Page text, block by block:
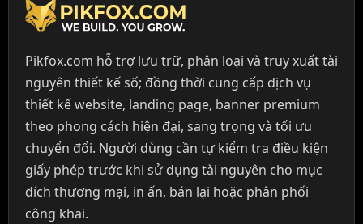
Pikfox.com hỗ trợ lưu trữ, phân loại và truy xuất tài
nguyên thiết kế số; đồng thời cung cấp dịch vụ
thiết kế website, landing page, banner premium
theo phong cách hiện đại, sang trọng và tối ưu
chuyển đổi. Người dùng cần tự kiểm tra điều kiện
giấy phép trước khi sử dụng tài nguyên cho mục
đích thương mại, in ấn, bán lại hoặc phân phối
công khai.